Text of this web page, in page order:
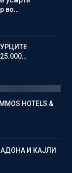
во…
HOTELS &
И КАЈЛИ